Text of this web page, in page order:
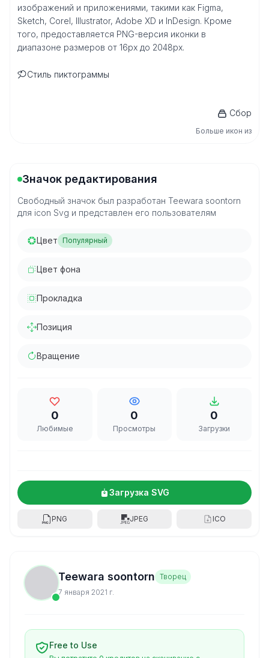
изображений и приложениями, такими как Figma,
Sketch, Corel, Illustrator, Adobe XD и InDesign. Кроме
того, предоставляется PNG-версия иконки в
диапазоне размеров от 16px до 2048px.
Стиль пиктограммы
Сбор
Больше икон из
Значок редактирования
Свободный значок был разработан Teewara soontorn
для icon Svg и представлен его пользователям
Цвет Популярный
Цвет фона
Прокладка
Позиция
Вращение
0
Любимые
0
Просмотры
0
Загрузки
Загрузка SVG
PNG JPEG ICO
Teewara soontorn Творец
7 января 2021 г.
Free to Use